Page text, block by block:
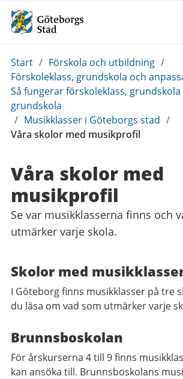
Du
är
här:
Start / Förskola och utbildning /
Förskoleklass, grundskola och
Så fungerar förskoleklass,
grundskola
/ Musikklasser i Göteborgs stad /
Våra skolor med musikprofil
Våra skolor med
musikprofil
Se var musikklasserna finns och
utmärker varje skola.
Skolor med
I Göteborg finns musikklasser på tre
du läsa om vad som utmärker varje
Brunnsboskolan
För årskurserna 4 till 9 finns
kan ansöka till. Brunnsboskolans